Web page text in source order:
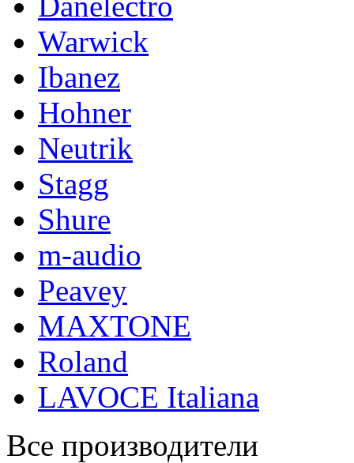
Warwick
Ibanez
Hohner
Neutrik
Stagg
Shure
m-audio
Peavey
MAXTONE
Roland
LAVOCE Italiana
Все производители